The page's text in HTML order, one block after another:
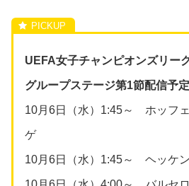
UEFA女子チャンピオンズリー
グループステージ第1節配信予定
10月6日（水）1:45～ ホッフ
ゲ
10月6日（水）1:45～ ヘッケ